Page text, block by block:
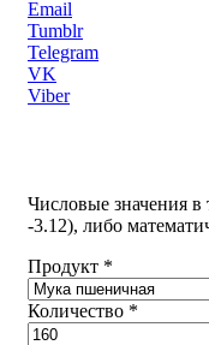
Email
Tumblr
Telegram
VK
Viber
Числовые значения в
-3.12), либо
Продукт *
Количество *